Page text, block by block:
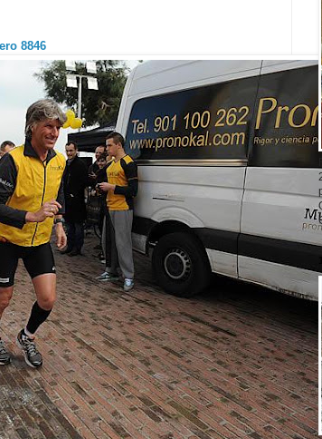
8846